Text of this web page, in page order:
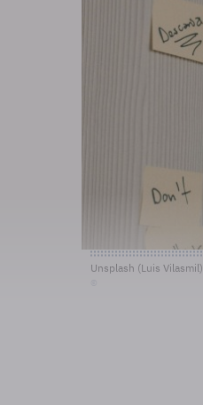
Unsplash (Luis Vilasmil)